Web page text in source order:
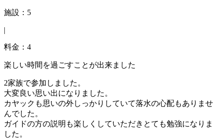
施設：5
|
料金：4
楽しい時間を過ごすことが出来ました
2家族で参加しました。
大変良い思い出になりました。
カヤックも思いの外しっかりしていて落水の心配もありませ
んでした。
ガイドの方の説明も楽しくしていただきとても勉強になりま
した。